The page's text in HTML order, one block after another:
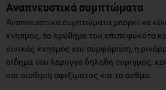
Αναπνευστικά συμπτώματα
Αναπνευστικά συμπτώματα μπορεί να
κνησμός, το ερύθημα του επιπεφυκότα
ρινικός κνησμός και συμφόρηση, η
οίδημα του λάρυγγα δηλαδή συριγμός,
και αίσθηση σφιξίματος και το άσθμα.